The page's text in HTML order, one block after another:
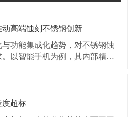
高端蚀刻不锈钢创新
功能集成化趋势，对不锈钢蚀
以智能手机为例，其内部精密
备对金属外壳的装饰性需求激
、阳极氧化等表面处理技术的
度超标